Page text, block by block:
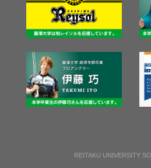
REITAKU UNIVERSITY